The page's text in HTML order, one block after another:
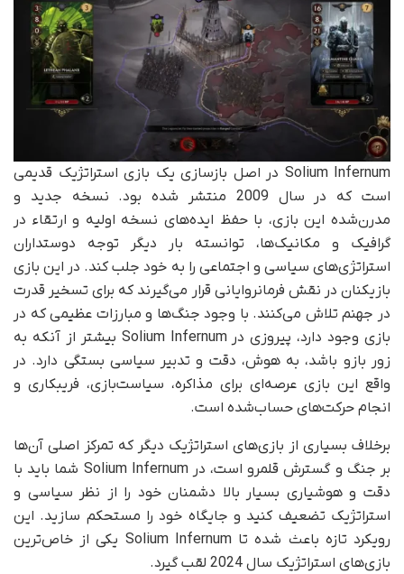
Solium Infernum در اصل بازسازی یک بازی استراتژیک قدیمی
است که در سال 2009 منتشر شده بود. نسخه جدید و
مدرن‌شده این بازی، با حفظ ایده‌های نسخه اولیه و ارتقاء در
گرافیک و مکانیک‌ها، توانسته بار دیگر توجه دوستداران
استراتژی‌های سیاسی و اجتماعی را به خود جلب کند. در این بازی
بازیکنان در نقش فرمانروایانی قرار می‌گیرند که برای تسخیر قدرت
در جهنم تلاش می‌کنند. با وجود جنگ‌ها و مبارزات عظیمی که در
بازی وجود دارد، پیروزی در Solium Infernum بیشتر از آنکه به
زور بازو باشد، به هوش، دقت و تدبیر سیاسی بستگی دارد. در
واقع این بازی عرصه‌ای برای مذاکره، سیاست‌بازی، فریبکاری و
انجام حرکت‌های حساب‌شده است.
برخلاف بسیاری از بازی‌های استراتژیک دیگر که تمرکز اصلی آن‌ها
بر جنگ و گسترش قلمرو است، در Solium Infernum شما باید با
دقت و هوشیاری بسیار بالا دشمنان خود را از نظر سیاسی و
استراتژیک تضعیف کنید و جایگاه خود را مستحکم سازید. این
رویکرد تازه باعث شده تا Solium Infernum یکی از خاص‌ترین
بازی‌های استراتژیک سال 2024 لقب گیرد.